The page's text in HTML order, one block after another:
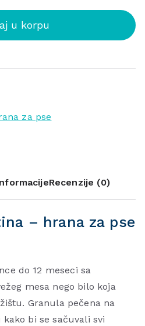
u korpu
za pse
Recenzije (0)
– hrana za pse
do 12 meseci sa
mesa nego bilo koja
Granula pečena na
bi se sačuvali svi